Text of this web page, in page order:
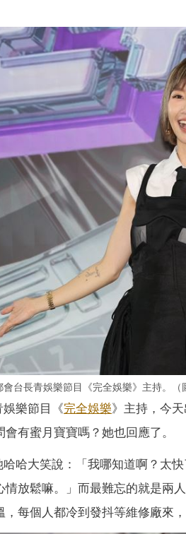
台長青娛樂節目《完全娛樂》主持。（
娛樂節目《完全娛樂》主持，今
有蜜月寶寶嗎？她也回應了。
哈哈大笑說：「我哪知道啊？太
情放鬆嘛。」而最難忘的就是兩
每個人都冷到發抖等維修廠來